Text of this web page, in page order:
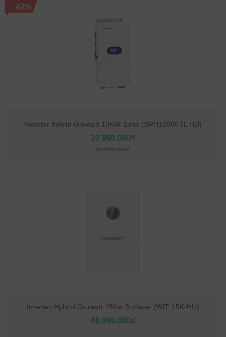
-42%
Inverter hybrid Growatt 10KW 1pha (SPH10000TL HU)
37.990.000₫
Inverter Hybrid Growatt 15Kw 3 phase (WIT 15K-HU)
46.990.000₫